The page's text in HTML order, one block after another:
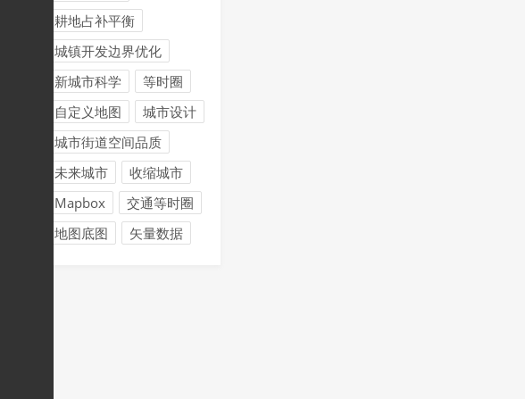
耕地占补平衡
城镇开发边界优化
新城市科学
等时圈
自定义地图
城市设计
城市街道空间品质
未来城市
收缩城市
Mapbox
交通等时圈
地图底图
矢量数据